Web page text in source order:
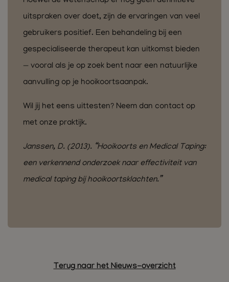
uitspraken over doet, zijn de ervaringen van veel
gebruikers positief. Een behandeling bij een
gespecialiseerde therapeut kan uitkomst bieden
— vooral als je op zoek bent naar een natuurlijke
aanvulling op je hooikoortsaanpak.
Wil jij het eens uittesten? Neem dan contact op
met onze praktijk.
Janssen, D. (2013). “Hooikoorts en Medical Taping:
een verkennend onderzoek naar effectiviteit van
medical taping bij hooikoortsklachten.”
Terug naar het Nieuws-overzicht